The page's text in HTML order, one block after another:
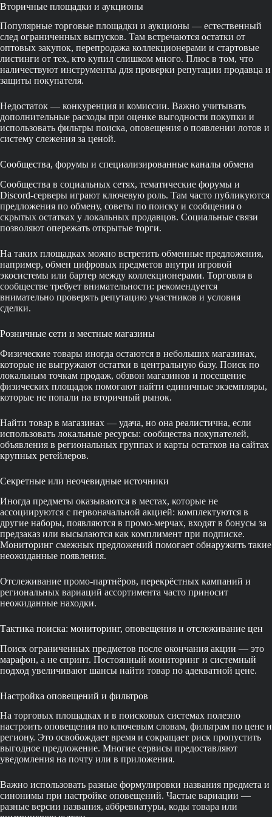
Вторичные площадки и аукционы
Популярные торговые площадки и аукционы — естественный
след ограниченных выпусков. Там встречаются остатки от
оптовых закупок, перепродажа коллекционерами и стартовые
листинги от тех, кто купил слишком много. Плюс в том, что
наличествуют инструменты для проверки репутации продавца и
защиты покупателя.
Недостаток — конкуренция и комиссии. Важно учитывать
дополнительные расходы при оценке выгодности покупки и
использовать фильтры поиска, оповещения о появлении лотов и
систему слежения за ценой.
Сообщества, форумы и специализированные каналы обмена
Сообщества в социальных сетях, тематические форумы и
Discord-серверы играют ключевую роль. Там часто публикуются
предложения по обмену, советы по поиску и сообщения о
скрытых остатках у локальных продавцов. Социальные связи
позволяют опережать открытые торги.
На таких площадках можно встретить обменные предложения,
например, обмен цифровых предметов внутри игровой
экосистемы или бартер между коллекционерами. Торговля в
сообществе требует внимательности: рекомендуется
внимательно проверять репутацию участников и условия
сделки.
Розничные сети и местные магазины
Физические товары иногда остаются в небольших магазинах,
которые не выгружают остатки в центральную базу. Поиск по
локальным точкам продаж, обзвон магазинов и посещение
физических площадок помогают найти единичные экземпляры,
которые не попали на вторичный рынок.
Найти товар в магазинах — удача, но она реалистична, если
использовать локальные ресурсы: сообщества покупателей,
объявления в региональных группах и карты остатков на сайтах
крупных ретейлеров.
Секретные или неочевидные источники
Иногда предметы оказываются в местах, которые не
ассоциируются с первоначальной акцией: комплектуются в
другие наборы, появляются в промо-мерчах, входят в бонусы за
предзаказ или высылаются как комплимент при подписке.
Мониторинг смежных предложений помогает обнаружить такие
неожиданные появления.
Отслеживание промо-партнёров, перекрёстных кампаний и
региональных вариаций ассортимента часто приносит
неожиданные находки.
Тактика поиска: мониторинг, оповещения и отслеживание цен
Поиск ограниченных предметов после окончания акции — это
марафон, а не спринт. Постоянный мониторинг и системный
подход увеличивают шансы найти товар по адекватной цене.
Настройка оповещений и фильтров
На торговых площадках и в поисковых системах полезно
настроить оповещения по ключевым словам, фильтрам по цене и
региону. Это освобождает время и сокращает риск пропустить
выгодное предложение. Многие сервисы предоставляют
уведомления на почту или в приложения.
Важно использовать разные формулировки названия предмета и
синонимы при настройке оповещений. Частые вариации —
разные версии названия, аббревиатуры, коды товара или